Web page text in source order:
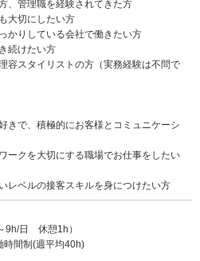
、管理職を経験されてきた方
大切にしたい方
かりしている会社で働きたい方
続けたい方
容スタイリストの方（実務経験は不問で
きで、積極的にお客様とコミュニケーシ
ークを大切にする職場でお仕事をしたい
レベルの接客スキルを身につけたい方
9h/日 休憩1h）
間制(週平均40h)